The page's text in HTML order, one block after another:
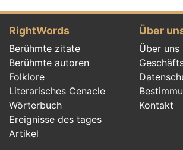
RightWords
Berühmte zitate
Berühmte autoren
Folklore
Literarisches Cenacle
Wörterbuch
Ereignisse des tages
Artikel
Über
Über uns
Kontakt